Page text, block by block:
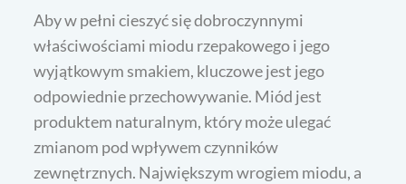
Aby w pełni cieszyć się dobroczynnymi
właściwościami miodu rzepakowego i jego
wyjątkowym smakiem, kluczowe jest jego
odpowiednie przechowywanie. Miód jest
produktem naturalnym, który może ulegać
zmianom pod wpływem czynników
zewnętrznych. Największym wrogiem miodu, a